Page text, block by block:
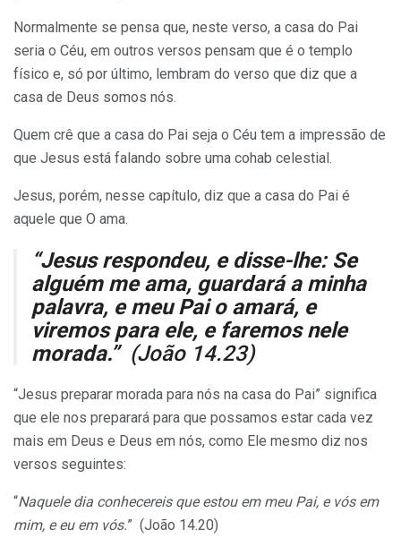
Normalmente se pensa que, neste verso, a casa do Pai
seria o Céu, em outros versos pensam que é o templo
físico e, só por último, lembram do verso que diz que a
casa de Deus somos nós.
Quem crê que a casa do Pai seja o Céu tem a impressão de
que Jesus está falando sobre uma cohab celestial.
Jesus, porém, nesse capítulo, diz que a casa do Pai é
aquele que O ama.
“Jesus respondeu, e disse-lhe: Se
alguém me ama, guardará a minha
palavra, e meu Pai o amará, e
viremos para ele, e faremos nele
morada.” (João 14.23)
“Jesus preparar morada para nós na casa do Pai” significa
que ele nos preparará para que possamos estar cada vez
mais em Deus e Deus em nós, como Ele mesmo diz nos
versos seguintes:
“Naquele dia conhecereis que estou em meu Pai, e vós em
mim, e eu em vós.” (João 14.20)